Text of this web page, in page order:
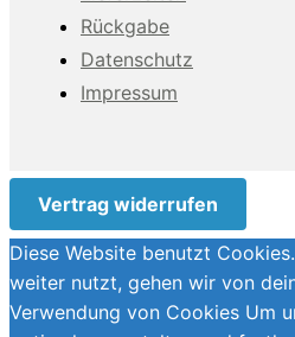
Rückgabe
Datenschutz
Impressum
Vertrag widerrufen
Diese Website benutzt
weiter nutzt, gehen wir von
Verwendung von Cookies Um